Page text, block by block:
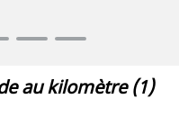
au kilomètre (1)